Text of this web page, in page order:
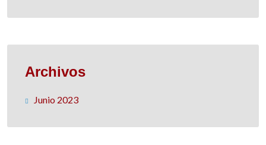
Archivos
Junio 2023